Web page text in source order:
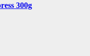
300g